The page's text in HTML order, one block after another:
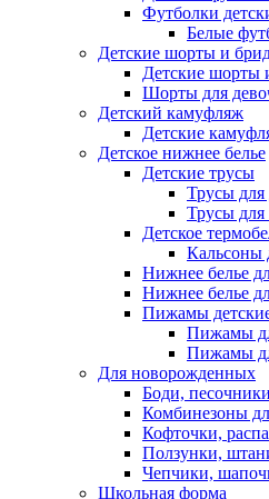
Футболки
Белые
Детские шорты и
Детские шорты
Шорты для
Детский камуфляж
Детские
Детское нижнее белье
Детские трусы
Трусы для
Трусы для
Детское
Кальсоны
Нижнее белье
Нижнее белье
Пижамы
Пижамы
Пижамы
Для новорожденных
Боди, песочники
Комбинезоны
Кофточки,
Ползунки,
Чепчики,
Школьная форма